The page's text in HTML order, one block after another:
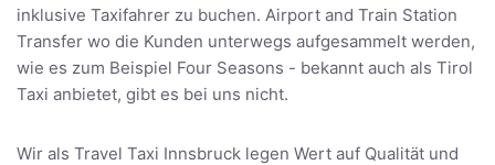
inklusive Taxifahrer zu buchen. Airport and Train Station
Transfer wo die Kunden unterwegs aufgesammelt werden,
wie es zum Beispiel Four Seasons - bekannt auch als Tirol
Taxi anbietet, gibt es bei uns nicht.
Wir als Travel Taxi Innsbruck legen Wert auf Qualität und